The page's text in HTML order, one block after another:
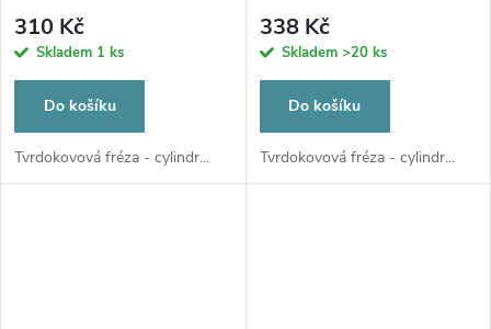
310 Kč
Skladem 1 ks
Do košíku
Tvrdokovová fréza - cylindr...
338 Kč
Skladem >20 ks
Do košíku
Tvrdokovová fréza - cylindr...